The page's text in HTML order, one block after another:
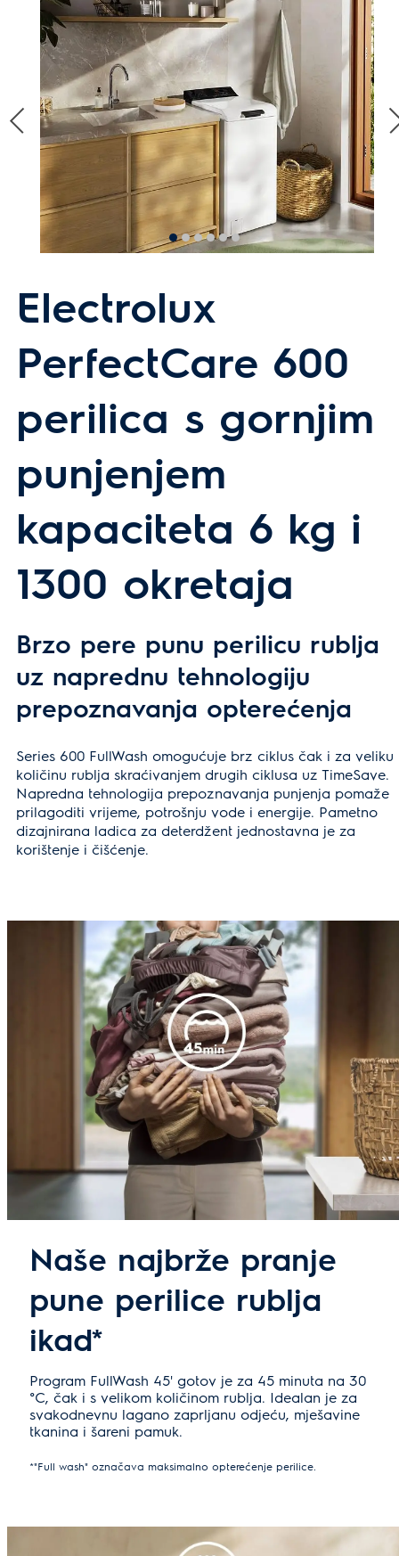
Electrolux
PerfectCare 600
perilica s gornjim
punjenjem
kapaciteta 6 kg i
1300 okretaja
Brzo pere punu perilicu rublja
uz naprednu tehnologiju
prepoznavanja opterećenja
Series 600 FullWash omogućuje brz ciklus čak i za veliku
količinu rublja skraćivanjem drugih ciklusa uz TimeSave.
Napredna tehnologija prepoznavanja punjenja pomaže
prilagoditi vrijeme, potrošnju vode i energije. Pametno
dizajnirana ladica za deterdžent jednostavna je za
korištenje i čišćenje.
Naše najbrže pranje
pune perilice rublja
ikad*
Program FullWash 45' gotov je za 45 minuta na 30
°C, čak i s velikom količinom rublja. Idealan je za
svakodnevnu lagano zaprljanu odjeću, mješavine
tkanina i šareni pamuk.
*"Full wash" označava maksimalno opterećenje perilice.